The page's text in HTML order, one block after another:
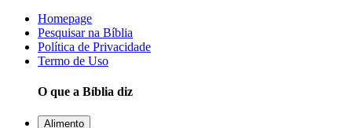
Homepage
Pesquisar na Bíblia
Política de Privacidade
Termo de Uso
O que a Bíblia diz
Alimento